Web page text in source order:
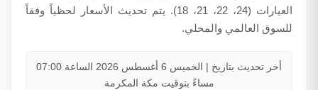
العيارات (24، 22، 21، 18). يتم تحديث الأسعار لحظياً وفقاً
للسوق العالمي والمحلي.
أخر تحديث بتاريخ | الخميس 6 أغسطس 2026 الساعة 07:00
مساءً بتوقيت مكة المكرمة